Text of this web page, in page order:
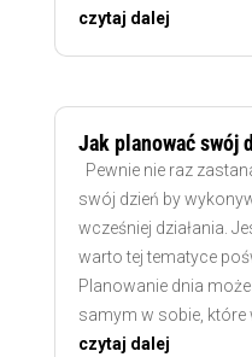
czytaj dalej
Jak planować swój
Pewnie nie raz
swój dzień by
wcześniej działania.
warto tej tematyce
Planowanie dnia
samym w sobie, które
czytaj dalej